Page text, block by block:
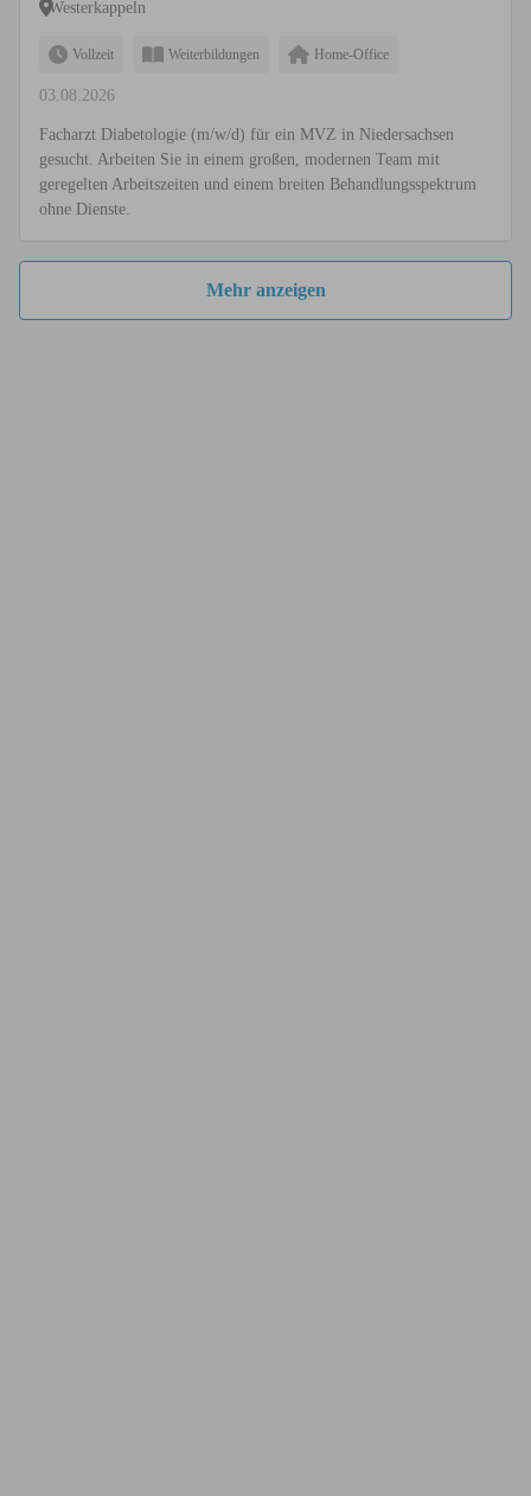
Westerkappeln
Vollzeit Weiterbildungen Home-Office
03.08.2026
Facharzt Diabetologie (m/w/d) für ein MVZ in Niedersachsen
gesucht. Arbeiten Sie in einem großen, modernen Team mit
geregelten Arbeitszeiten und einem breiten Behandlungsspektrum
ohne Dienste.
Mehr anzeigen